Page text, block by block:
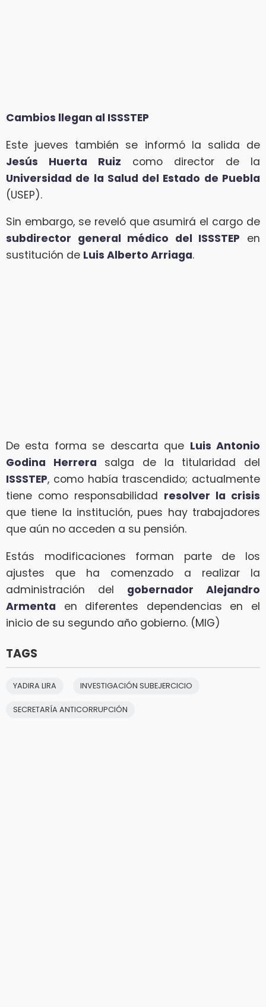
Cambios llegan al ISSSTEP
Este jueves también se informó la salida de
Jesús Huerta Ruiz como director de la
Universidad de la Salud del Estado de Puebla
(USEP).
Sin embargo, se reveló que asumirá el cargo de
subdirector general médico del ISSSTEP en
sustitución de Luis Alberto Arriaga.
De esta forma se descarta que Luis Antonio
Godina Herrera salga de la titularidad del
ISSSTEP, como había trascendido; actualmente
tiene como responsabilidad resolver la crisis
que tiene la institución, pues hay trabajadores
que aún no acceden a su pensión.
Estás modificaciones forman parte de los
ajustes que ha comenzado a realizar la
administración del gobernador Alejandro
Armenta en diferentes dependencias en el
inicio de su segundo año gobierno. (MIG)
TAGS
YADIRA LIRA INVESTIGACIÓN SUBEJERCICIO
SECRETARÍA ANTICORRUPCIÓN